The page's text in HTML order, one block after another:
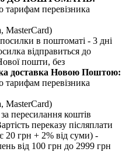
тарифам перевізника
MasterCard)
в поштоматі - 3 дні
відправиться до
пошти, без
доставка Новою Поштою:
тарифам перевізника
MasterCard)
пересилання коштів
переказу післяплати
20 грн + 2% від суми) -
від 100 грн до 2999 грн